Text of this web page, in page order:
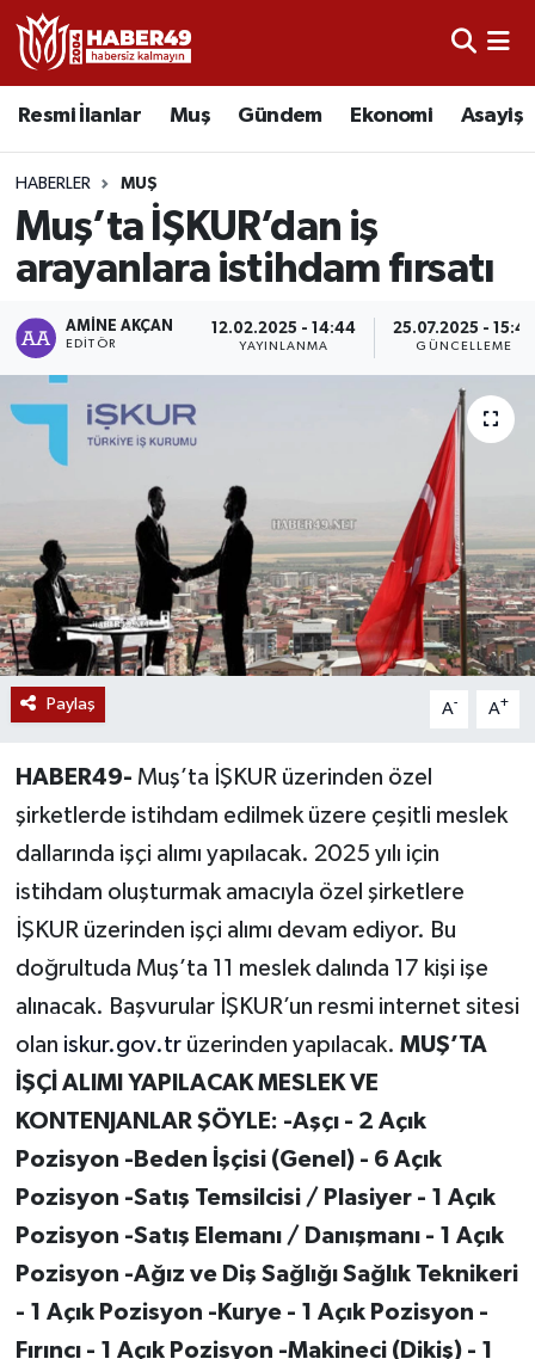
Resmi İlanlar Muş Gündem Ekonomi Asayiş
HABERLER MUŞ
Muş’ta İŞKUR’dan iş
arayanlara istihdam fırsatı
AMINE AKÇAN
EDITÖR
12.02.2025 - 14:44
YAYINLANMA
25.07.2025 - 15:45
GÜNCELLEME
Paylaş A- A+
HABER49- Muş’ta İŞKUR üzerinden özel
şirketlerde istihdam edilmek üzere çeşitli meslek
dallarında işçi alımı yapılacak. 2025 yılı için
istihdam oluşturmak amacıyla özel şirketlere
İŞKUR üzerinden işçi alımı devam ediyor. Bu
doğrultuda Muş’ta 11 meslek dalında 17 kişi işe
alınacak. Başvurular İŞKUR’un resmi internet sitesi
olan iskur.gov.trüzerinden yapılacak. MUŞ’TA
İŞÇİ ALIMI YAPILACAK MESLEK VE
KONTENJANLAR ŞÖYLE: -Aşçı - 2 Açık
Pozisyon -Beden İşçisi (Genel) - 6 Açık
Pozisyon -Satış Temsilcisi / Plasiyer - 1 Açık
Pozisyon -Satış Elemanı / Danışmanı - 1 Açık
Pozisyon -Ağız ve Diş Sağlığı Sağlık Teknikeri
- 1 Açık Pozisyon -Kurye - 1 Açık Pozisyon -
Fırıncı - 1 Açık Pozisyon -Makineci (Dikiş) - 1
Resmi İlanlar
Asayiş
Bölge
Eğitim
Ekonomi
Siyaset
Teknoloji
Kültür Sanat
Hasköy
Korkut
Bulanık
Malazgirt
Uşak Nöbetçi Eczaneler
Uşak Hava Durumu
Uşak Namaz Vakitleri
Uşak Trafik Yoğunluk Haritası
TFF 2.Lig Kırmızı Grup Puan Durumu ve Fikstür
Haber Arşivi